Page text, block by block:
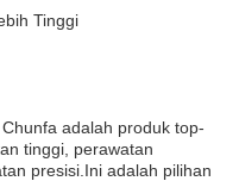
Tinggi
adalah produk top-
tinggi, perawatan
presisi.Ini adalah pilihan